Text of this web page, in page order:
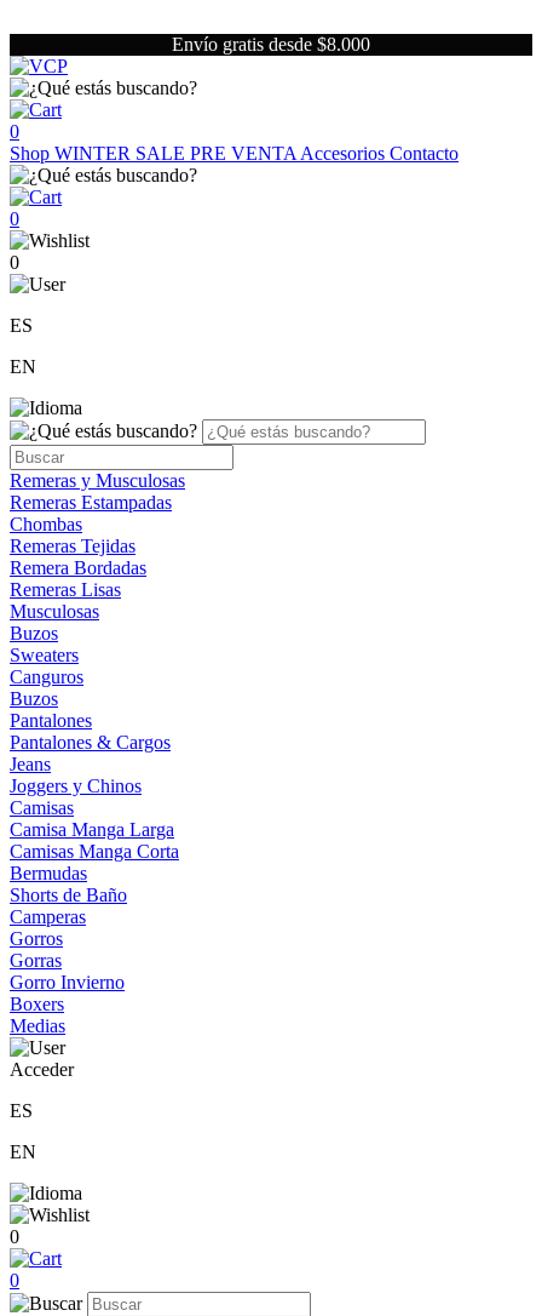
Envío gratis desde $8.000
0
Shop WINTER SALE PRE VENTA Accesorios Contacto
0
0
ES
EN
Remeras y Musculosas
Remeras Estampadas
Chombas
Remeras Tejidas
Remera Bordadas
Remeras Lisas
Musculosas
Buzos
Sweaters
Canguros
Buzos
Pantalones
Pantalones & Cargos
Jeans
Joggers y Chinos
Camisas
Camisa Manga Larga
Camisas Manga Corta
Bermudas
Shorts de Baño
Camperas
Gorros
Gorras
Gorro Invierno
Boxers
Medias
Acceder
ES
EN
0
0